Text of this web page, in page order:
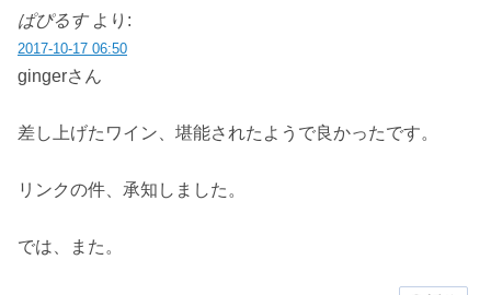
ぱぴるす より:
2017-10-17 06:50
gingerさん
差し上げたワイン、堪能されたようで良かったです。
リンクの件、承知しました。
では、また。